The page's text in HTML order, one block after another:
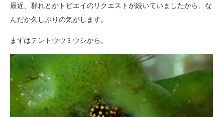
最近、群れとかトビエイのリクエストが続いていましたから、な
んだか久しぶりの気がします。
まずはテントウウミウシから。